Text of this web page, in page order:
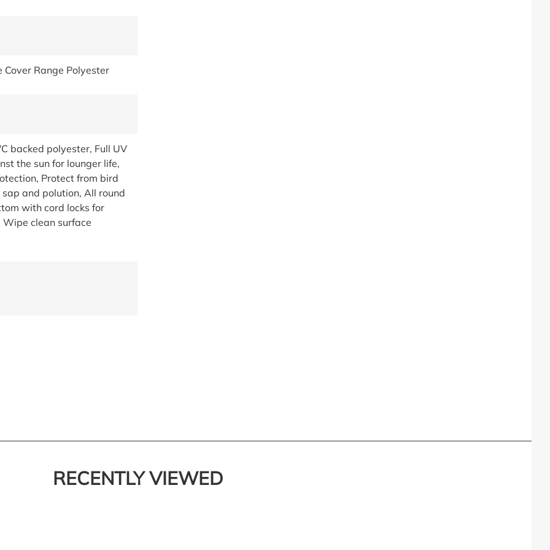
Cover Range Polyester
backed polyester, Full UV
the sun for lounger life,
Protect from bird
and polution, All round
with cord locks for
clean surface
RECENTLY VIEWED